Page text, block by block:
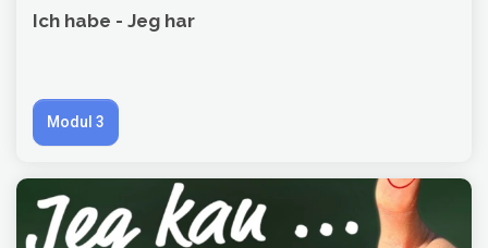
Ich habe - Jeg har
Modul 3